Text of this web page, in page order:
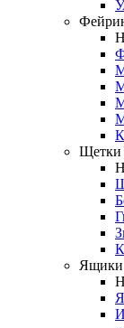
Щетки
Ящики